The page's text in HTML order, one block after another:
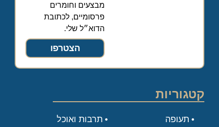
מבצעים וחומרים
פרסומיים, לכתובת
הדוא״ל שלי.
הצטרפו
קטגוריות
תעופה
תרבות ואוכל